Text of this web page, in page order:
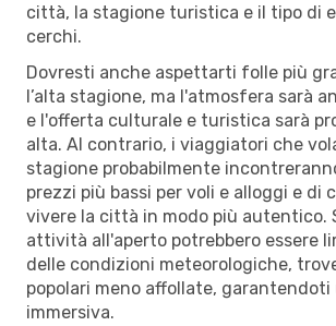
città, la stagione turistica e il tipo di
cerchi.
Dovresti anche aspettarti folle più
l’alta stagione, ma l'atmosfera sarà
e l'offerta culturale e turistica sarà
alta. Al contrario, i viaggiatori che
stagione probabilmente
prezzi più bassi per voli e alloggi e di
vivere la città in modo più autentico.
attività all'aperto potrebbero essere
delle condizioni meteorologiche,
popolari meno affollate, garantendoti
immersiva.